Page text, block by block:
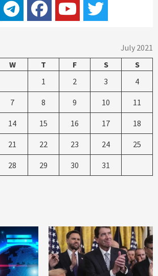
July 2021
W T F S
S
1
2 3 4
7 8 9 10 11
14 15 16 17 18
21 22 23 24 25
28 29 30
31